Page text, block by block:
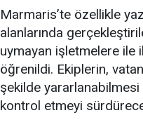
Marmaris’te özellikle
alanlarında
uymayan işletmelere ile
öğrenildi. Ekiplerin,
şekilde yararlanabilmesi
kontrol etmeyi